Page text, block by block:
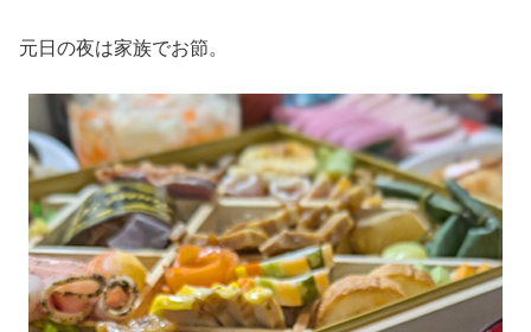
元日の夜は家族でお節。